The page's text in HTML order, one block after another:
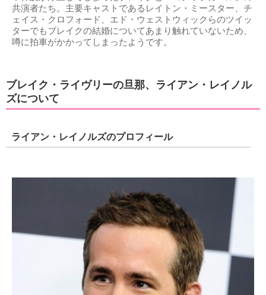
共演者たち。主要キャストであるレイトン・ミースター、チ
ェイス・クロフォード、エド・ウェストウィックらのツイッ
ターでもブレイクの結婚についてあまり触れていないため、
噂に拍車がかかってしまったようです。
ブレイク・ライヴリーの旦那、ライアン・レイノル
ズについて
ライアン・レイノルズのプロフィール